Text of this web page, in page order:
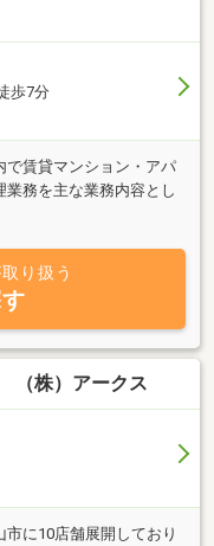
歩7分
で賃貸マンション・アパ
務を主な業務内容とし
ミリー向け物件まで幅
お応えし、ご希望に沿
させて頂きます。初め
の方など、高松市でお
』と『実績』の当社まで
一同、心よりお待ち申し
り扱う
（株）アークス
に10店舗展開しており